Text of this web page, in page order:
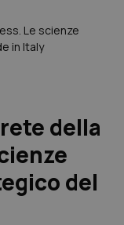
Le scienze
in Italy
della
del